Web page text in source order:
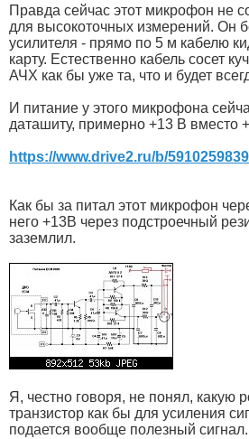
Правда сейчас этот микрофон не
для высокоточных измерений. Он
усилителя - прямо по 5 м кабелю
карту. Естественно кабель сосет
АЧХ как бы уже та, что и будет
И питание у этого микрофона
даташиту, примерно +13 В вместо
https://www.drive2.ru/b/
Как бы за питал этот микрофон
него +13В через подстроечный
заземлил.
Я, честно говоря, не понял, какую
транзистор как бы для усиления
подается вообще полезный сигнал.